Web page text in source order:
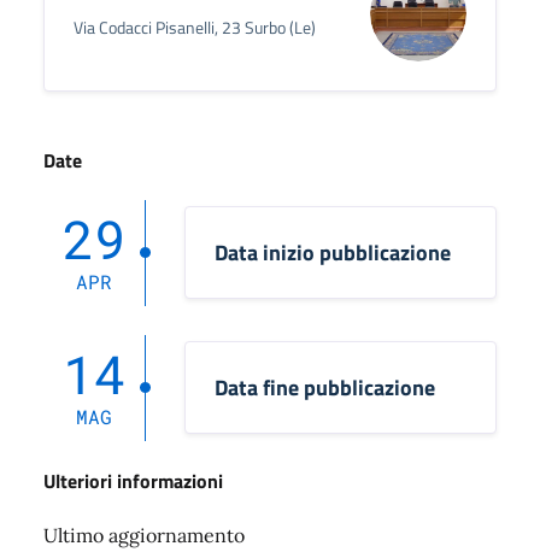
Via Codacci Pisanelli, 23 Surbo (Le)
Date
29
APR
Data inizio pubblicazione
14
MAG
Data fine pubblicazione
Ulteriori informazioni
Ultimo aggiornamento